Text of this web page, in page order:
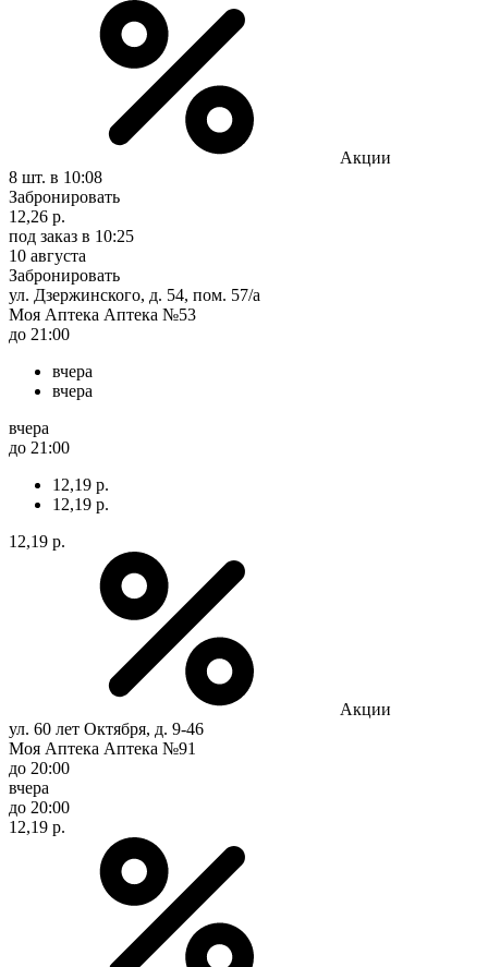
Акции
8 шт. в 10:08
Забронировать
12,26 р.
под заказ в 10:25
10 августа
Забронировать
ул. Дзержинского, д. 54, пом. 57/а
Моя Аптека Аптека №53
до 21:00
вчера
вчера
вчера
до 21:00
12,19 р.
12,19 р.
12,19 р.
Акции
ул. 60 лет Октября, д. 9-46
Моя Аптека Аптека №91
до 20:00
вчера
до 20:00
12,19 р.